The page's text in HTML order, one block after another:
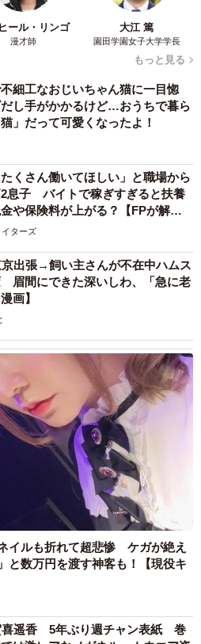
ール・リンゴ
漫才師
大江 篤
園田学園女子大学学長
もっと見る
細工なおじいちゃん猫に一目惚
し手がかかるけど…おうちで暮ら
」だって可愛くなったよ！
たくさん働いてほしい」と職場から
2息子 バイトで稼ぎすぎると扶養
や保険料が上がる？【FPが解
イターズ
出張→飼い主さんが不在中ハムス
眉間にできた深いしわ、「急に老
画】
イルも折れて超悲惨 ケガが絶え
数万円を渡す神客も！【現役キ
喜遥香 5年ぶり週チャン表紙 巻